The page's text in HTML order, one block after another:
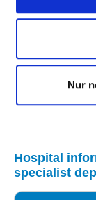
Nur
MEDICAL
Hospital
specialist